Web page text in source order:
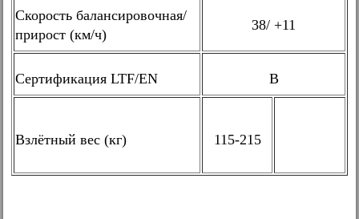
Скорость балансировочная/
прирост (км/ч)
38/ +11
Сертификация LTF/EN B
Взлётный вес (кг) 115-215